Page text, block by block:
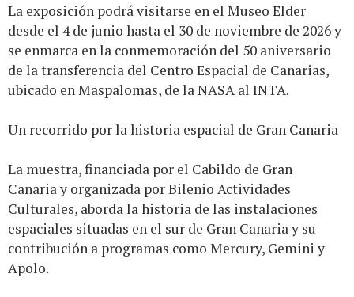
La exposición podrá visitarse en el Museo Elder
desde el 4 de junio hasta el 30 de noviembre de 2026 y
se enmarca en la conmemoración del 50 aniversario
de la transferencia del Centro Espacial de Canarias,
ubicado en Maspalomas, de la NASA al INTA.
Un recorrido por la historia espacial de Gran Canaria
La muestra, financiada por el Cabildo de Gran
Canaria y organizada por Bilenio Actividades
Culturales, aborda la historia de las instalaciones
espaciales situadas en el sur de Gran Canaria y su
contribución a programas como Mercury, Gemini y
Apolo.